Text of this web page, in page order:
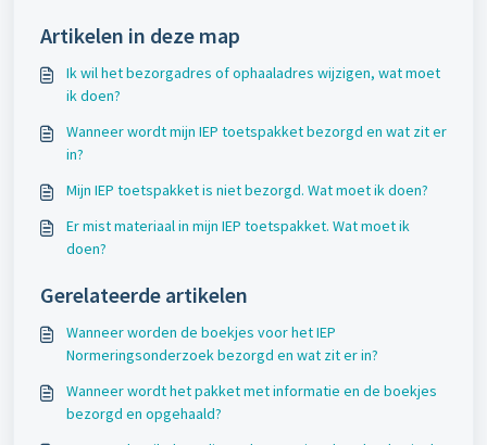
Artikelen in deze map
Ik wil het bezorgadres of ophaaladres wijzigen, wat moet
ik doen?
Wanneer wordt mijn IEP toetspakket bezorgd en wat zit er
in?
Mijn IEP toetspakket is niet bezorgd. Wat moet ik doen?
Er mist materiaal in mijn IEP toetspakket. Wat moet ik
doen?
Gerelateerde artikelen
Wanneer worden de boekjes voor het IEP
Normeringsonderzoek bezorgd en wat zit er in?
Wanneer wordt het pakket met informatie en de boekjes
bezorgd en opgehaald?